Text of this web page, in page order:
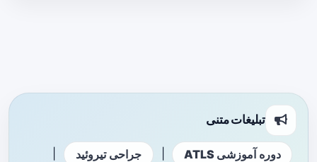
تبلیغات متنی
دوره آموزشی ATLS جراحی تیروئید